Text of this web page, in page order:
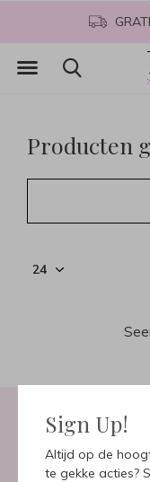
Sign Up!
Altijd op de
te gekke acties?
Producten
Meld